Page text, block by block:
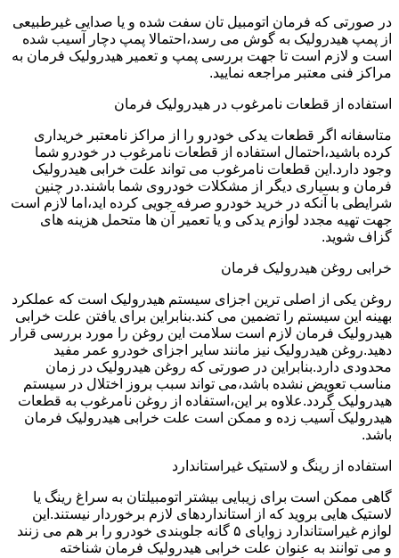
در صورتی که فرمان اتومبیل تان سفت شده و یا صدایی غیرطبیعی
از پمپ هیدرولیک به گوش می رسد،احتمالا پمپ دچار آسیب شده
است و لازم است تا جهت بررسی پمپ و تعمیر هیدرولیک فرمان به
مراکز فنی معتبر مراجعه نمایید.
استفاده از قطعات نامرغوب در هیدرولیک فرمان
متاسفانه اگر قطعات یدکی خودرو را از مراکز نامعتبر خریداری
کرده باشید،احتمال استفاده از قطعات نامرغوب در خودرو شما
وجود دارد.این قطعات نامرغوب می تواند علت خرابی هیدرولیک
فرمان و بسیاری دیگر از مشکلات خودروی شما باشند.در چنین
شرایطی با آنکه در خرید خودرو صرفه جویی کرده اید،اما لازم است
جهت تهیه مجدد لوازم یدکی و یا تعمیر آن ها متحمل هزینه های
گزاف شوید.
خرابی روغن هیدرولیک فرمان
روغن یکی از اصلی ترین اجزای سیستم هیدرولیک است که عملکرد
بهینه این سیستم را تضمین می کند.بنابراین برای یافتن علت خرابی
هیدرولیک فرمان لازم است سلامت این روغن را مورد بررسی قرار
دهید.روغن هیدرولیک نیز مانند سایر اجزای خودرو عمر مفید
محدودی دارد.بنابراین در صورتی که روغن هیدرولیک در زمان
مناسب تعویض نشده باشد،می تواند سبب بروز اختلال در سیستم
هیدرولیک گردد.علاوه بر این،استفاده از روغن نامرغوب به قطعات
هیدرولیک آسیب زده و ممکن است علت خرابی هیدرولیک فرمان
باشد.
استفاده از رینگ و لاستیک غیراستاندارد
گاهی ممکن است برای زیبایی بیشتر اتومبیلتان به سراغ رینگ یا
لاستیک هایی بروید که از استانداردهای لازم برخوردار نیستند.این
لوازم غیراستاندارد زوایای ۵ گانه جلوبندی خودرو را بر هم می زنند
و می توانند به عنوان علت خرابی هیدرولیک فرمان شناخته